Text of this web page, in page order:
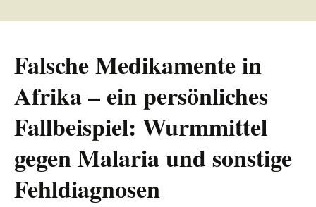
Falsche Medikamente in
Afrika – ein persönliches
Fallbeispiel: Wurmmittel
gegen Malaria und sonstige
Fehldiagnosen